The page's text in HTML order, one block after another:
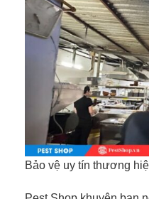
Bảo vệ uy tín thương